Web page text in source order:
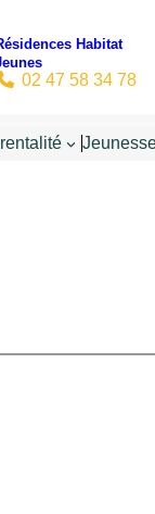
Habitat
02 47 58 34 78